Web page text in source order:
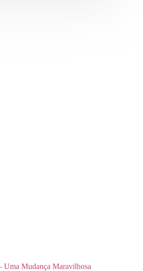
Uma Mudança Maravilhosa